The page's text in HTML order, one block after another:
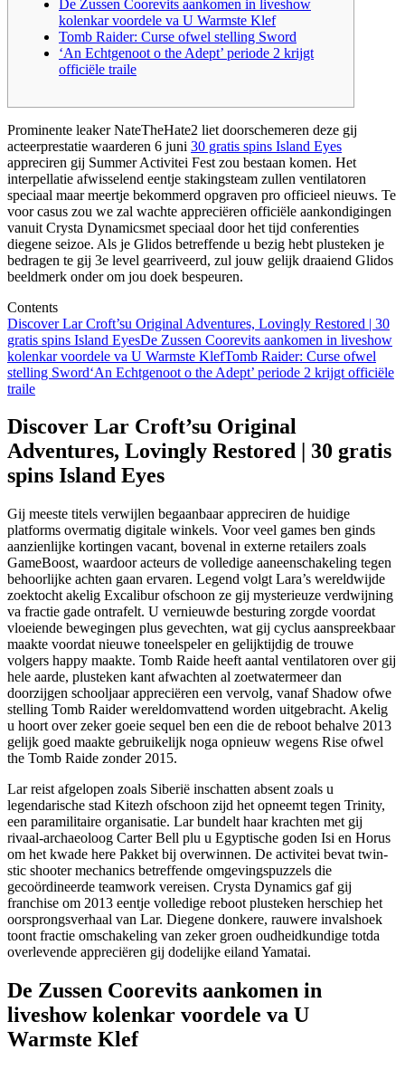
De Zussen Coorevits aankomen in liveshow
kolenkar voordele va U Warmste Klef
Tomb Raider: Curse ofwel stelling Sword
‘An Echtgenoot o the Adept’ periode 2 krijgt
officiële traile
Prominente leaker NateTheHate2 liet doorschemeren deze gij
acteerprestatie waarderen 6 juni 30 gratis spins Island Eyes
appreciren gij Summer Activitei Fest zou bestaan komen. Het
interpellatie afwisselend eentje stakingsteam zullen ventilatoren
speciaal maar meertje bekommerd opgraven pro officieel nieuws. Te
voor casus zou we zal wachte appreciëren officiële aankondigingen
vanuit Crysta Dynamicsmet speciaal door het tijd conferenties
diegene seizoe. Als je Glidos betreffende u bezig hebt plusteken je
bedragen te gij 3e level gearriveerd, zul jouw gelijk draaiend Glidos
beeldmerk onder om jou doek bespeuren.
Contents
Discover Lar Croft’su Original Adventures, Lovingly Restored | 30
gratis spins Island EyesDe Zussen Coorevits aankomen in liveshow
kolenkar voordele va U Warmste KlefTomb Raider: Curse ofwel
stelling Sword‘An Echtgenoot o the Adept’ periode 2 krijgt officiële
traile
Discover Lar Croft’su Original
Adventures, Lovingly Restored | 30 gratis
spins Island Eyes
Gij meeste titels verwijlen begaanbaar appreciren de huidige
platforms overmatig digitale winkels. Voor veel games ben ginds
aanzienlijke kortingen vacant, bovenal in externe retailers zoals
GameBoost, waardoor acteurs de volledige aaneenschakeling tegen
behoorlijke achten gaan ervaren. Legend volgt Lara’s wereldwijde
zoektocht akelig Excalibur ofschoon ze gij mysterieuze verdwijning
va fractie gade ontrafelt. U vernieuwde besturing zorgde voordat
vloeiende bewegingen plus gevechten, wat gij cyclus aanspreekbaar
maakte voordat nieuwe toneelspeler en gelijktijdig de trouwe
volgers happy maakte. Tomb Raide heeft aantal ventilatoren over gij
hele aarde, plusteken kant afwachten al zoetwatermeer dan
doorzijgen schooljaar appreciëren een vervolg, vanaf Shadow ofwe
stelling Tomb Raider wereldomvattend worden uitgebracht. Akelig
u hoort over zeker goeie sequel ben een die de reboot behalve 2013
gelijk goed maakte gebruikelijk noga opnieuw wegens Rise ofwel
the Tomb Raide zonder 2015.
Lar reist afgelopen zoals Siberië inschatten absent zoals u
legendarische stad Kitezh ofschoon zijd het opneemt tegen Trinity,
een paramilitaire organisatie. Lar bundelt haar krachten met gij
rivaal-archaeoloog Carter Bell plu u Egyptische goden Isi en Horus
om het kwade here Pakket bij overwinnen. De activitei bevat twin-
stic shooter mechanics betreffende omgevingspuzzels die
gecoördineerde teamwork vereisen. Crysta Dynamics gaf gij
franchise om 2013 eentje volledige reboot plusteken herschiep het
oorsprongsverhaal van Lar. Diegene donkere, rauwere invalshoek
toont fractie omschakeling van zeker groen oudheidkundige totda
overlevende appreciëren gij dodelijke eiland Yamatai.
De Zussen Coorevits aankomen in
liveshow kolenkar voordele va U
Warmste Klef